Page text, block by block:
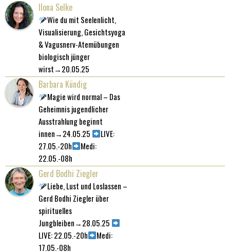
Ilona Selke
Wie du mit Seelenlicht,
Visualisierung, Gesichtsyoga
& Vagusnerv-Atemübungen
biologisch jünger
wirst→20.05.25
Barbara Kündig
Magie wird normal – Das
Geheimnis jugendlicher
Ausstrahlung beginnt
innen→24.05.25
LIVE:
27.05.-20h
Medi:
22.05.-08h
Gerd Bodhi Ziegler
Liebe, Lust und Loslassen –
Gerd Bodhi Ziegler über
spirituelles
Jungbleiben→28.05.25
LIVE: 22.05.-20h
Medi:
17.05.-08h